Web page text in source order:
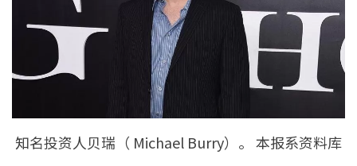
知名投资人贝瑞（ Michael Burry）。 本报系资料库